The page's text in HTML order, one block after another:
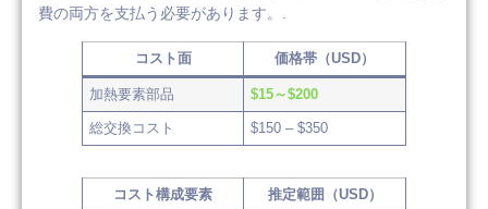
費の両方を支払う必要があります。.
コスト面 価格帯（USD）
加熱要素部品 $15～$200
総交換コスト $150 – $350
コスト構成要素 推定範囲（USD）